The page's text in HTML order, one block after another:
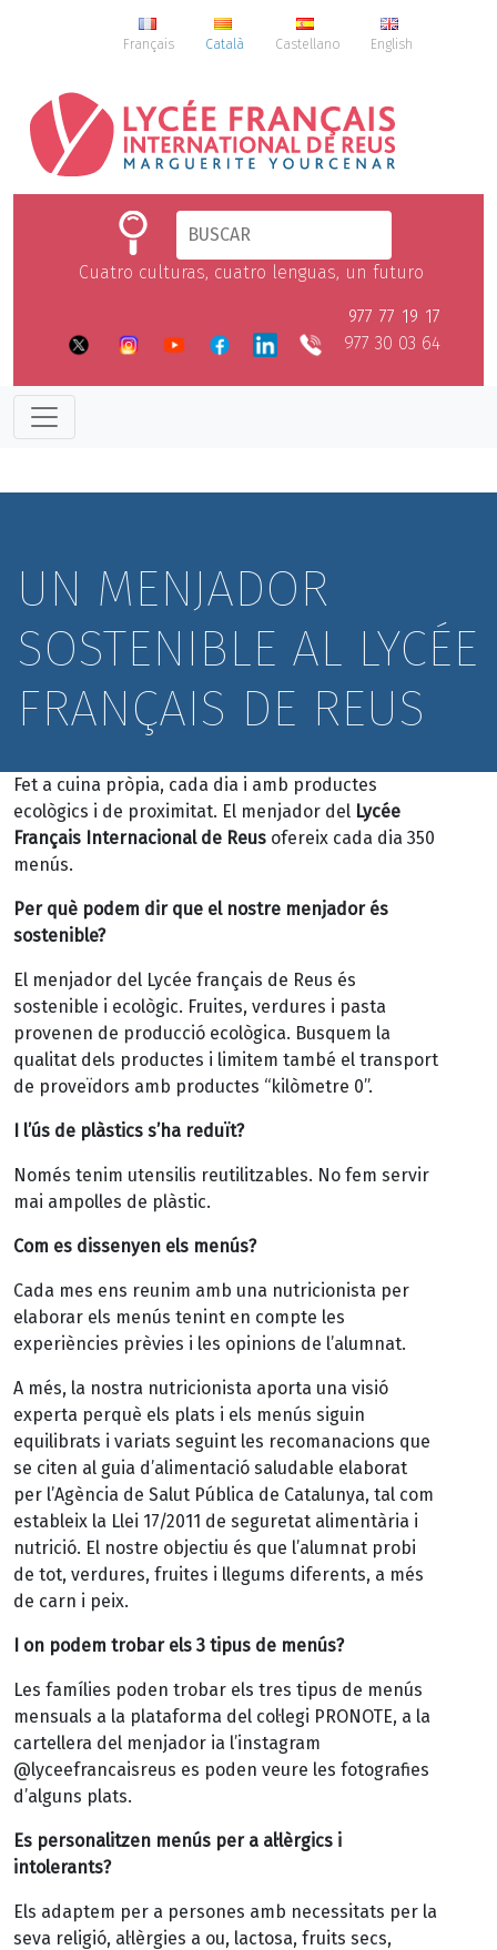
Français Català Castellano English
Cuatro culturas, cuatro lenguas, un futuro
977 77 19 17
977 30 03 64
UN MENJADOR
SOSTENIBLE AL LYCÉE
FRANÇAIS DE REUS
Fet a cuina pròpia, cada dia i amb productes
ecològics i de proximitat. El menjador del Lycée
Français Internacional de Reus ofereix cada dia 350
menús.
Per què podem dir que el nostre menjador és
sostenible?
El menjador del Lycée français de Reus és
sostenible i ecològic. Fruites, verdures i pasta
provenen de producció ecològica. Busquem la
qualitat dels productes i limitem també el transport
de proveïdors amb productes “kilòmetre 0”.
I l’ús de plàstics s’ha reduït?
Només tenim utensilis reutilitzables. No fem servir
mai ampolles de plàstic.
Com es dissenyen els menús?
Cada mes ens reunim amb una nutricionista per
elaborar els menús tenint en compte les
experiències prèvies i les opinions de l’alumnat.
A més, la nostra nutricionista aporta una visió
experta perquè els plats i els menús siguin
equilibrats i variats seguint les recomanacions que
se citen al guia d’alimentació saludable elaborat
per l’Agència de Salut Pública de Catalunya, tal com
estableix la Llei 17/2011 de seguretat alimentària i
nutrició. El nostre objectiu és que l’alumnat probi
de tot, verdures, fruites i llegums diferents, a més
de carn i peix.
I on podem trobar els 3 tipus de menús?
Les famílies poden trobar els tres tipus de menús
mensuals a la plataforma del col·legi PRONOTE, a la
cartellera del menjador ia l’instagram
@lyceefrancaisreus es poden veure les fotografies
d’alguns plats.
Es personalitzen menús per a al·lèrgics i
intolerants?
Els adaptem per a persones amb necessitats per la
seva religió, al·lèrgies a ou, lactosa, fruits secs,